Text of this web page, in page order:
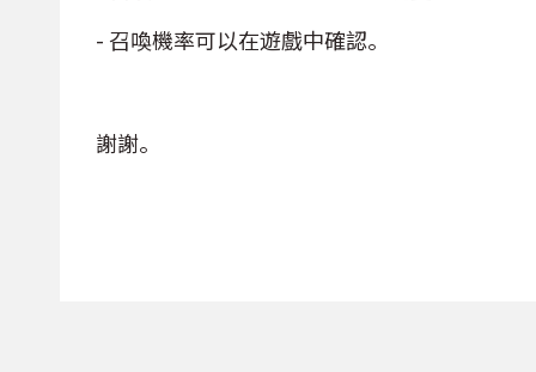
- 召喚機率可以在遊戲中確認。
謝謝。